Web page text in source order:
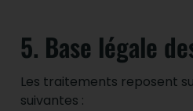
5. Base légale
Les traitements reposent
suivantes :